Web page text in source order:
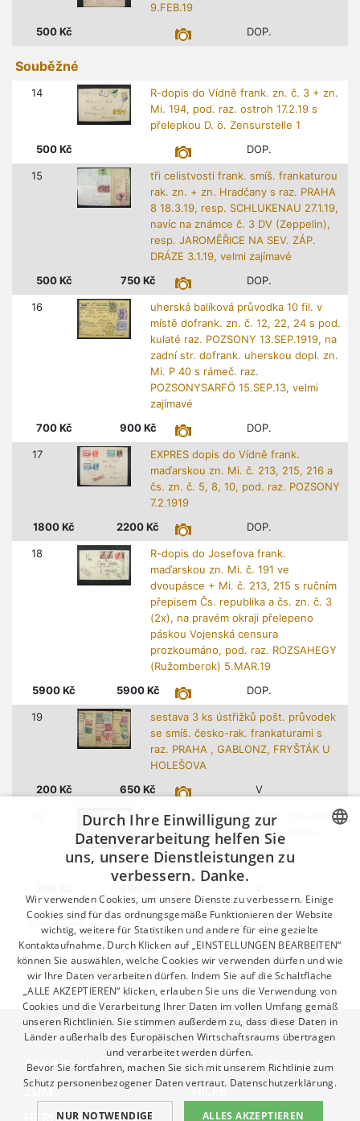
9.FEB.19
500 Kč DOP.
Souběžné
14
R-dopis do Vídně frank. zn. č. 3 + zn.
Mi. 194, pod. raz. ostroh 17.2.19 s
přelepkou D. ö. Zensurstelle 1
500 Kč DOP.
15
tři celistvosti frank. smíš. frankaturou
rak. zn. + zn. Hradčany s raz. PRAHA
8 18.3.19, resp. SCHLUKENAU 27.1.19,
navíc na známce č. 3 DV (Zeppelin),
resp. JAROMĚŘICE NA SEV. ZÁP.
DRÁZE 3.1.19, velmi zajímavé
500 Kč 750 Kč DOP.
16
uherská balíková průvodka 10 fil. v
místě dofrank. zn. č. 12, 22, 24 s pod.
kulaté raz. POZSONY 13.SEP.1919, na
zadní str. dofrank. uherskou dopl. zn.
Mi. P 40 s rámeč. raz.
POZSONYSARFÖ 15.SEP.13, velmi
zajímavé
700 Kč 900 Kč DOP.
17
EXPRES dopis do Vídně frank.
maďarskou zn. Mi. č. 213, 215, 216 a
čs. zn. č. 5, 8, 10, pod. raz. POZSONY
7.2.1919
1800 Kč 2200 Kč DOP.
18
R-dopis do Josefova frank.
maďarskou zn. Mi. č. 191 ve
dvoupásce + Mi. č. 213, 215 s ručním
přepisem Čs. republika a čs. zn. č. 3
(2x), na pravém okraji přelepeno
páskou Vojenská censura
prozkoumáno, pod. raz. ROZSAHEGY
(Ružomberok) 5.MAR.19
5900 Kč 5900 Kč DOP.
19
sestava 3 ks ústřižků pošt. průvodek
se smíš. česko-rak. frankaturami s
raz. PRAHA , GABLONZ, FRYŠTÁK U
HOLEŠOVA
200 Kč 650 Kč V
sestava 2 ks ústřižků pošt. průvodek
a a dvou výstřižků se smíš. česko-
rak., resp. česko-uherskými
frankaturami, zajímavá raz.
Einteilung nach
Bezeichnung| preis| Nummern
Einteilungsart
aufwärts |abwärts
alles auf 1 Seite anzeigen
1 3 4 5 nächste »
ONLINE-SHOP
MERKUR REVUE
ONLINE-AUKTION
SAALAUKTIONEN
ZUM
HERUNTERLADEN
HILFE
ENGLISH
Durch Ihre Einwilligung zur
Datenverarbeitung helfen Sie
uns, unsere Dienstleistungen zu
verbessern. Danke.
Wir verwenden Cookies, um unsere Dienste zu verbessern. Einige
Cookies sind für das ordnungsgemäße Funktionieren der Website
wichtig, weitere für Statistiken und andere für eine gezielte
Kontaktaufnahme. Durch Klicken auf „EINSTELLUNGEN BEARBEITEN“
können Sie auswählen, welche Cookies wir verwenden dürfen und wie
wir Ihre Daten verarbeiten dürfen. Indem Sie auf die Schaltfläche
„ALLE AKZEPTIEREN“ klicken, erlauben Sie uns die Verwendung von
Cookies und die Verarbeitung Ihrer Daten im vollen Umfang gemäß
unseren Richtlinien. Sie stimmen außerdem zu, dass diese Daten in
Länder außerhalb des Europäischen Wirtschaftsraums übertragen
und verarbeitet werden dürfen.
Bevor Sie fortfahren, machen Sie sich mit unserem Richtlinie zum
Schutz personenbezogener Daten vertraut. Datenschutzerklärung.
ALLES AKZEPTIEREN
NUR NOTWENDIGE